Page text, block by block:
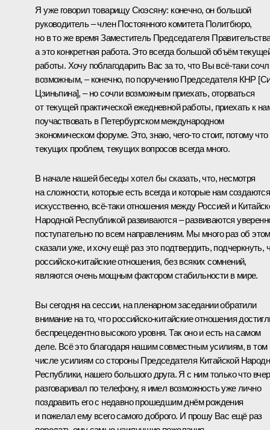
Я уже говорил товарищу Сюэсяну: конечно, он большой
руководитель – член Постоянного комитета Политбюро,
но в то же время Заместитель Председателя
а это конкретная работа. Это всегда большой объём
работы. Хочу поблагодарить Вас за то, что Вы всё-таки
возможным, – конечно, по поручению Председателя КНР [
Цзиньпина], – но сочли возможным приехать, оторваться
от текущей практической ежедневной работы, приехать к
поучаствовать в Петербургском международном
экономическом форуме. Это, знаю, чего-то стоит, потому что
текущих проблем, текущих вопросов всегда много.
В начале нашей беседы хотел бы сказать, что, несмотря
на сложности, которые есть всегда и которые нам создаются
искусственно, всё-таки отношения между Россией и
Народной Республикой развиваются – развиваются
поступательно по всем направлениям. Мы много раз об этом
сказали уже, и хочу ещё раз это подтвердить, подчеркнуть,
российско-китайские отношения, без всяких сомнений,
являются очень мощным фактором стабильности в мире.
Вы сегодня на сессии, на пленарном заседании обратили
внимание на то, что российско-китайские отношения
беспрецедентно высокого уровня. Так оно и есть на самом
деле. Всё это благодаря нашим совместным усилиям, в том
числе усилиям со стороны Председателя Китайской
Республики, нашего большого друга. Я с ним только что
разговаривал по телефону, я имел возможность уже лично
поздравить его с недавно прошедшим днём рождения
и пожелал ему всего самого доброго. И прошу Вас ещё раз